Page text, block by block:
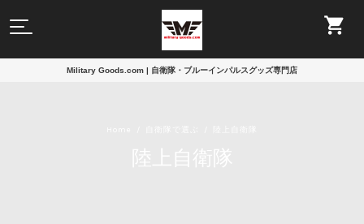
Military Goods.com | 自衛隊・ブルーインパルスグッズ専門店